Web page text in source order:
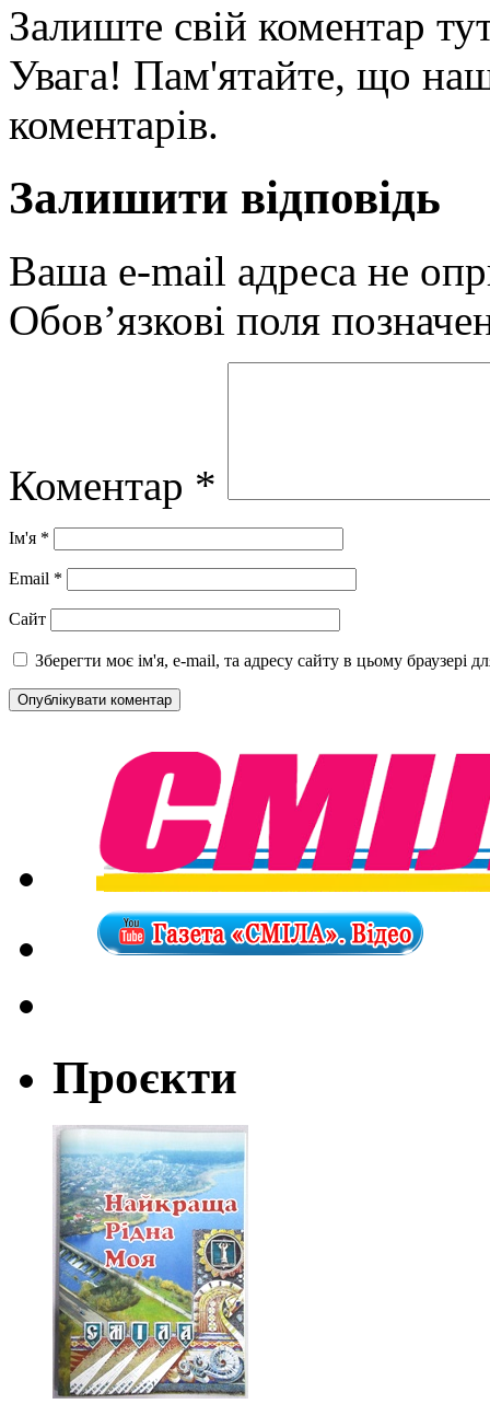
Залиште свій коментар
Увага! Пам'ятайте, що
коментарів.
Залишити відповідь
Ваша e-mail адреса не
Обов’язкові поля
Коментар *
Ім'я *
Email *
Сайт
Зберегти моє ім'я, e-mail, та адресу сайту в цьому браузері
Проєкти